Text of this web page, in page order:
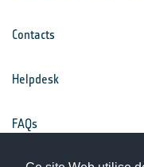
Contacts
Helpdesk
FAQs